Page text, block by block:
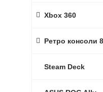
Xbox 360
Ретро консоли
Steam Deck